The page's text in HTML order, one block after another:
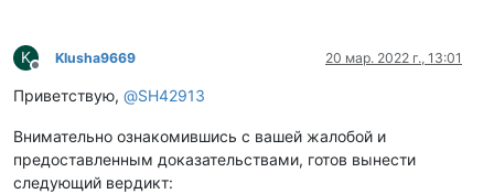
K
Не в сети
Klusha9669 20 мар. 2022 г., 13:01
Приветствую, @SH42913
Внимательно ознакомившись с вашей жалобой и
предоставленным доказательствами, готов вынести
следующий вердикт: